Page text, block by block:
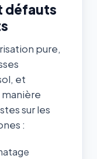
défauts
pure,
et
sur les
: